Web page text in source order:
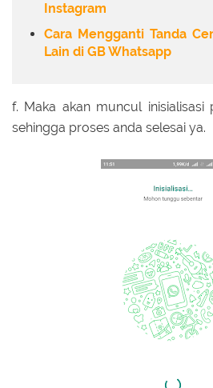
Instagram
Cara Mengganti Tanda
Lain di GB Whatsapp
f. Maka akan muncul inisialisasi
sehingga proses anda selesai ya.